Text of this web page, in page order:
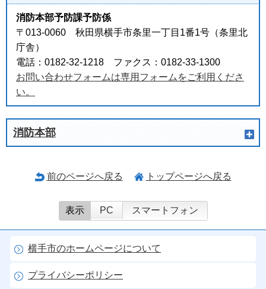
消防本部予防課予防係
〒013-0060 秋田県横手市条里一丁目1番1号（条里北
庁舎）
電話：0182-32-1218 ファクス：0182-33-1300
お問い合わせフォームは専用フォームをご利用くださ
い。
消防本部
前のページへ戻る トップページへ戻る
表示 PC スマートフォン
横手市のホームページについて
プライバシーポリシー